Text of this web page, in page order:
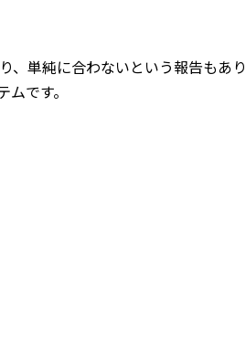
、単純に合わないという報告もあり
です。